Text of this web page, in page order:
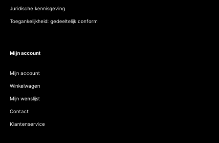
Juridische kennisgeving
Toegankelijkheid: gedeeltelijk conform
Mijn account
Mijn account
Winkelwagen
Mijn wenslijst
Contact
Klantenservice